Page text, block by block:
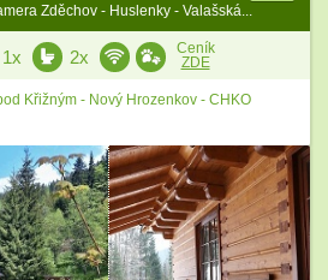
Zděchov - Huslenky - Valašská...
1x 2x
Ceník
ZDE
Křižným - Nový Hrozenkov - CHKO